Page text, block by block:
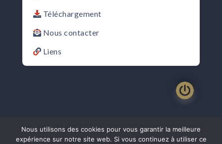
Téléchargement
Nous contacter
Liens
Nous utilisons des cookies pour vous garantir la meilleure
expérience sur notre site web. Si vous continuez à utiliser ce